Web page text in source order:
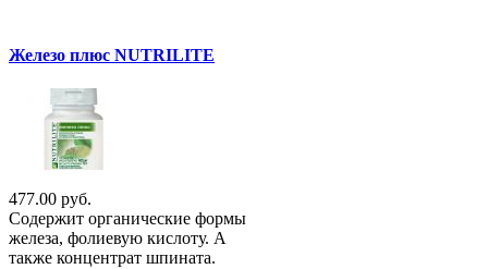
Железо плюс NUTRILITE
477.00 руб.
Содержит органические формы
железа, фолиевую кислоту. А
также концентрат шпината.